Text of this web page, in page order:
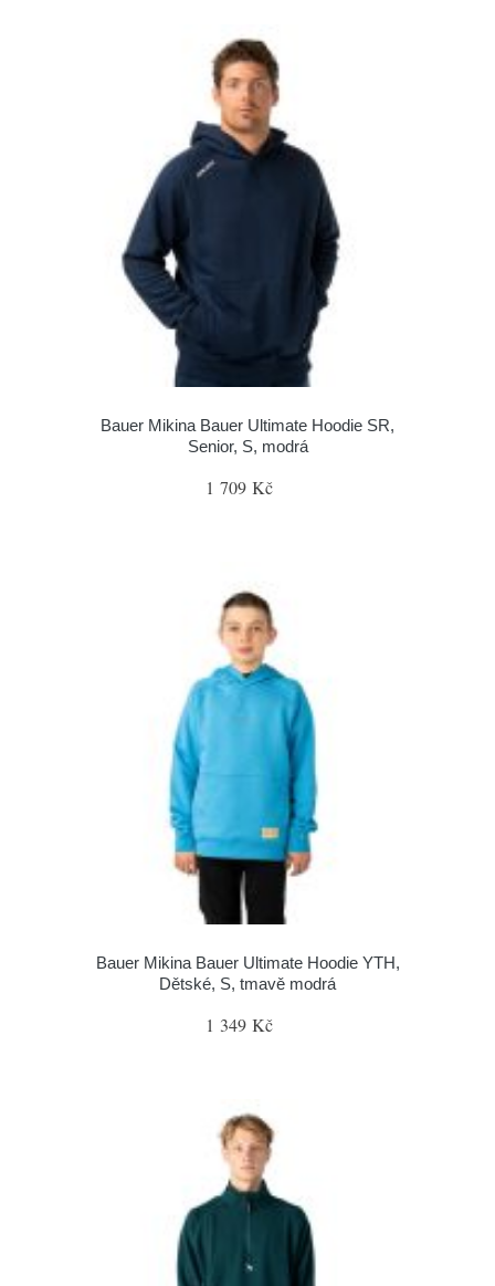
Bauer Mikina Bauer Ultimate Hoodie SR,
Senior, S, modrá
1 709 Kč
Bauer Mikina Bauer Ultimate Hoodie YTH,
Dětské, S, tmavě modrá
1 349 Kč